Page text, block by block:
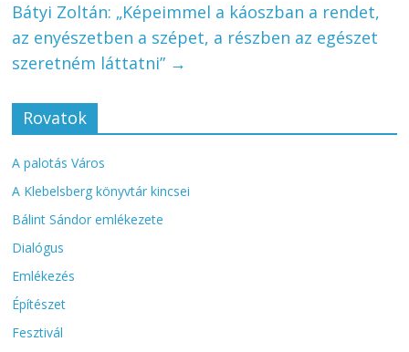
Bátyi Zoltán: „Képeimmel a káoszban a rendet,
az enyészetben a szépet, a részben az egészet
szeretném láttatni” →
Rovatok
A palotás Város
A Klebelsberg könyvtár kincsei
Bálint Sándor emlékezete
Dialógus
Emlékezés
Építészet
Fesztivál